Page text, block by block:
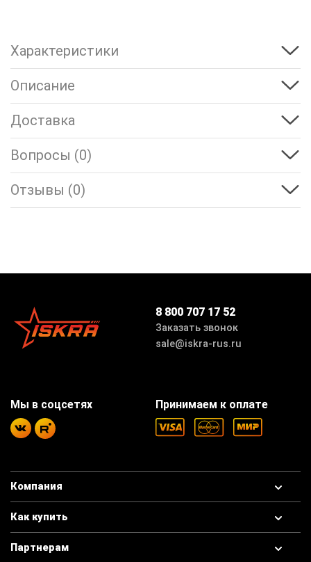
Характеристики
Описание
Доставка
Вопросы (0)
Отзывы (0)
8 800 707 17 52
Заказать звонок
sale@iskra-rus.ru
Компания
Как купить
Партнерам
Принимаем к оплате
Мы в соцсетях